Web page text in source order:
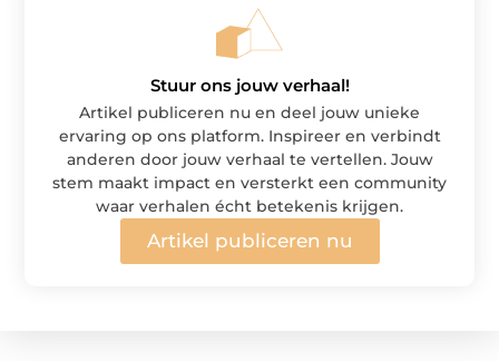
Stuur ons jouw verhaal!
Artikel publiceren nu en deel jouw unieke
ervaring op ons platform. Inspireer en verbindt
anderen door jouw verhaal te vertellen. Jouw
stem maakt impact en versterkt een community
waar verhalen écht betekenis krijgen.
Artikel publiceren nu